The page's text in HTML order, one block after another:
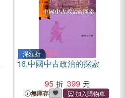
滿額折
16.中國中古政治的探索
95
399
無庫存